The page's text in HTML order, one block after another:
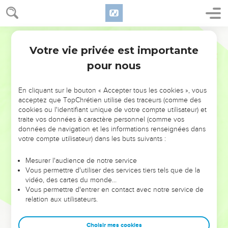
NE MANQUEZ PAS L’ÉVÉNEMENT
DE L’ANNÉE !
ET SI LEURS ERREURS POUVAIENT VOUS ÉVITER LES
VOTRES ?
leur foi ou leur vision. Mais on voit moins les doutes, les erreurs
et les saisons difficiles qu'ils ont traversés, alors même que ce
sont elles qui les ont façonnés.
Dans cette conférence, leaders, entrepreneurs, et responsables
clés pour avancer avec plus de sagesse afin que leurs erreurs
Votre vie privée est importante
pour nous
En cliquant sur le bouton « Accepter tous les cookies », vous
acceptez que TopChrétien utilise des traceurs (comme des
cookies ou l'identifiant unique de votre compte utilisateur) et
traite vos données à caractère personnel (comme vos
données de navigation et les informations renseignées dans
votre compte utilisateur) dans les buts suivants :
Mesurer l'audience de notre service
Vous permettre d'utiliser des services tiers tels que de la
vidéo, des cartes du monde…
Vous permettre d'entrer en contact avec notre service de
relation aux utilisateurs.
Choisir mes cookies